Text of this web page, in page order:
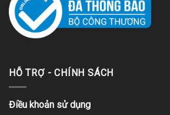
HỖ TRỢ - CHÍNH SÁCH
Điều khoản sử dụng